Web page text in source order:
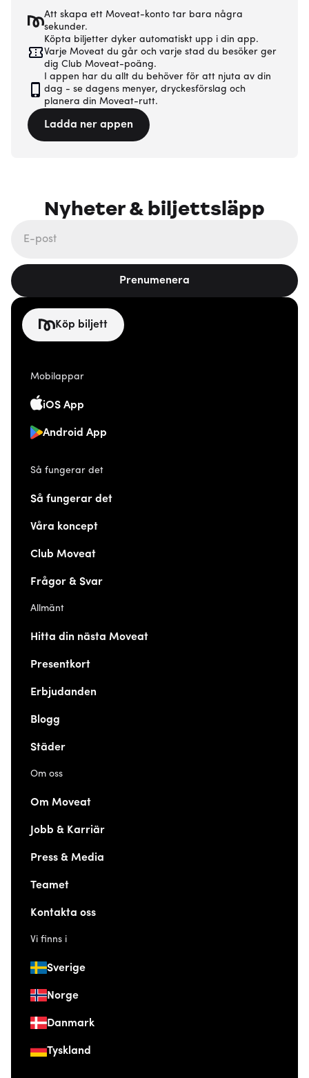
Att skapa ett Moveat-konto tar bara några
sekunder.
Köpta biljetter dyker automatiskt upp i din app.
Varje Moveat du går och varje stad du besöker ger
dig Club Moveat-poäng.
I appen har du allt du behöver för att njuta av din
dag - se dagens menyer, dryckesförslag och
planera din Moveat-rutt.
Ladda ner appen
Nyheter & biljettsläpp
Prenumenera
Köp biljett
Mobilappar
iOS App
Android App
Så fungerar det
Så fungerar det
Våra koncept
Club Moveat
Frågor & Svar
Allmänt
Hitta din nästa Moveat
Presentkort
Erbjudanden
Blogg
Städer
Om oss
Om Moveat
Jobb & Karriär
Press & Media
Teamet
Kontakta oss
Vi finns i
Sverige
Norge
Danmark
Tyskland